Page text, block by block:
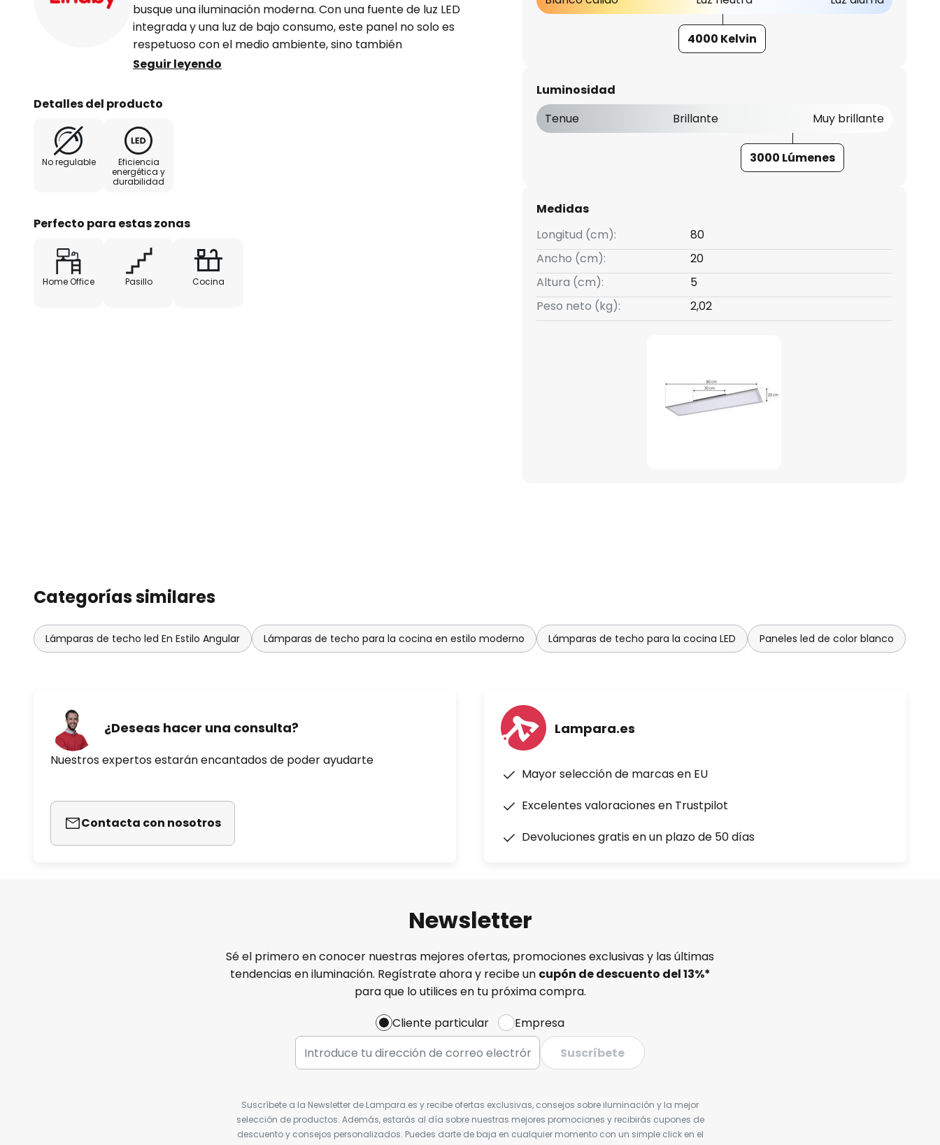
busque una iluminación moderna. Con una fuente de luz LED
integrada y una luz de bajo consumo, este panel no solo es
respetuoso con el medio ambiente, sino también
extremadamente eficiente. Ya sea en el despacho, la oficina, el
agradable y crea un ambiente inspirador. Con un elegante
habitación un toque especial.
Seguir leyendo
Detalles del producto
No regulable
Eficiencia
energética y
durabilidad
Perfecto para estas zonas
Home Office Pasillo Cocina
4000 Kelvin
Luminosidad
Tenue
Brillante Muy brillante
3000 Lúmenes
Medidas
Longitud (cm):
80
Ancho (cm):
20
Altura (cm):
5
Peso neto (kg):
2,02
Categorías similares
Lámparas de techo led En Estilo Angular Lámparas de techo para la cocina en estilo moderno Lámparas de techo para la cocina LED Paneles led de color blanco
¿Deseas hacer una consulta?
Nuestros expertos estarán encantados de poder ayudarte
Contacta con nosotros
Lampara.es
Mayor selección de marcas en EU
Excelentes valoraciones en Trustpilot
Devoluciones gratis en un plazo de 50 días
Newsletter
Sé el primero en conocer nuestras mejores ofertas, promociones exclusivas y las últimas
tendencias en iluminación. Regístrate ahora y recibe un cupón de descuento del13%*
para que lo utilices en tu próxima compra.
Cliente particular
Empresa
Suscríbete
Suscríbete a la Newsletter de Lampara.es y recibe ofertas exclusivas, consejos sobre iluminación y la mejor
selección de productos. Además, estarás al día sobre nuestras mejores promociones y recibirás cupones de
descuento y consejos personalizados. Puedes darte de baja en cualquier momento con un simple click en el